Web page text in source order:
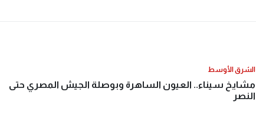
الشرق الأوسط
مشايخ سيناء.. العيون الساهرة وبوصلة الجيش المصري حتى
النصر